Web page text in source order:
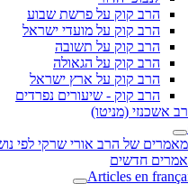
הרב קוק על פרשת שבוע
הרב קוק על מועדי ישראל
הרב קוק על תשובה
הרב קוק על הגאולה
הרב קוק על ארץ ישראל
הרב קוק - שיעורים נפרדים
אשכנזי (מניטו)
של הרב אורי שרקי לפי
חדשים
Articles en